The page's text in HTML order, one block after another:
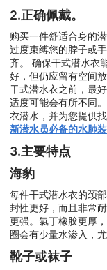
2.正确佩戴。
购买一件舒适合身的
过度束缚您的脖子或
齐。 确保干式潜水衣
好，但仍应留有空间
干式潜水衣之前，最
适度可能会有所不同
衣潜水，并为您提供
新潜水员必备的水肺装
3.主要特点
海豹
每件干式潜水衣的颈
封性更好，而且非常
更强。氯丁橡胶更厚
圈会有少量水渗入，
靴子或袜子